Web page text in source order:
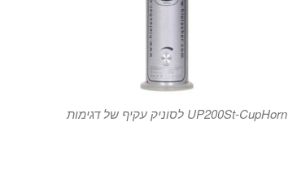
UP200St-CupHorn לסוניק עקיף של דגימות